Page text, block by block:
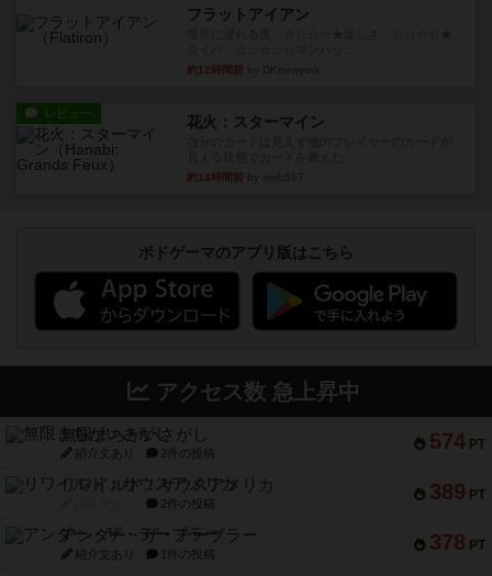
フラットアイアン
約12時間前
レビュー 花火：スターマイン
約14時間前
ボドゲーマのアプリ版はこちら
アクセス数 急上昇中
574 PT
無限まちがいさがし
紹介文あり 2件の投稿
389 PT
リワイルド：サウスアメリカ
2件の投稿
378 PT
アンダー・ザ・テーブラー
紹介文あり 1件の投稿